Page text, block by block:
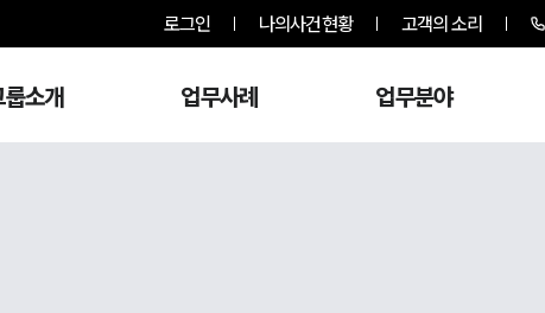
로그인 나의사건현황 고객의 소리
룹소개 업무사례 업무분야